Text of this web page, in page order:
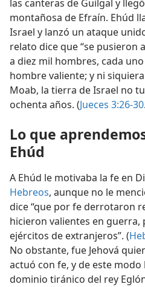
las canteras de Guilgal y
montañosa de Efraín. Ehúd
Israel y lanzó un ataque
relato dice que “se pusieron
a diez mil hombres, cada
hombre valiente; y ni
Moab, la tierra de Israel no
ochenta años. (Jueces 3:26-30
Lo que
Ehúd
A Ehúd le motivaba la fe en
Hebreos, aunque no le
dice “que por fe derrotaron
hicieron valientes en guerra,
ejércitos de extranjeros”. (
No obstante, fue Jehová
actuó con fe, y de este
dominio tiránico del rey